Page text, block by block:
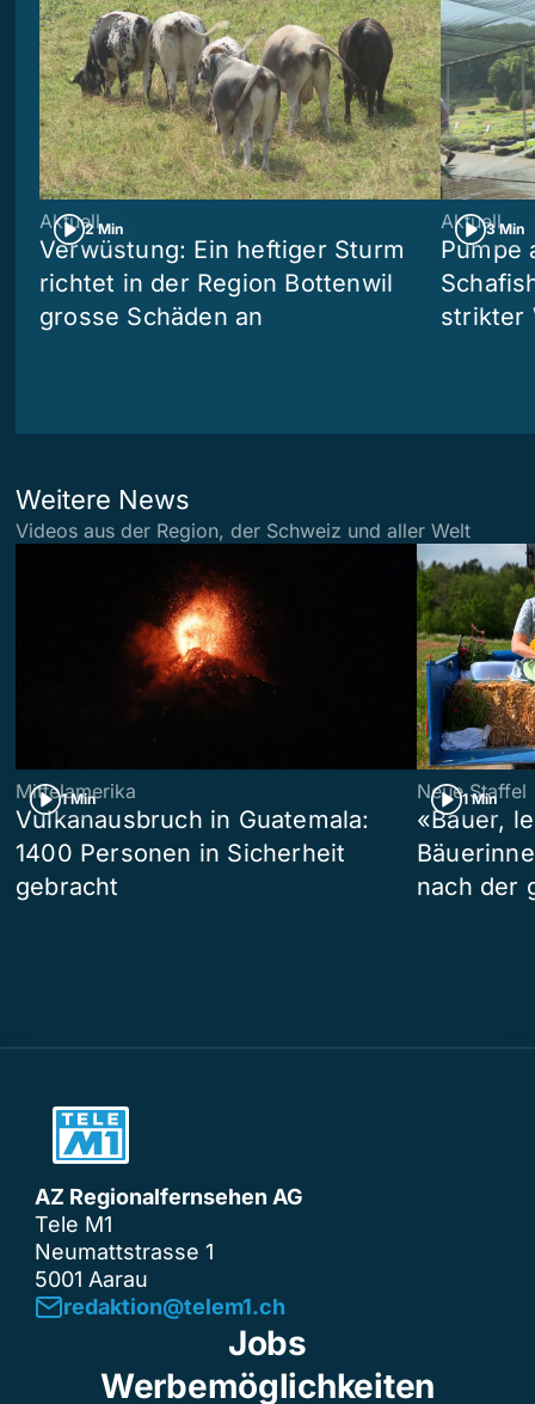
2 Min
Aktuell
Verwüstung: Ein heftiger Sturm
richtet in der Region Bottenwil
grosse Schäden an
3 Min
Aktuell
Pumpe
strikter
Weitere News
Videos aus der Region, der Schweiz und aller Welt
1 Min
Mittelamerika
Vulkanausbruch in Guatemala:
1400 Personen in Sicherheit
gebracht
1 Min
Neue Staffel
«Bauer,
nach der
AZ Regionalfernsehen AG
Tele M1
Neumattstrasse 1
5001 Aarau
redaktion@telem1.ch
Jobs
Werbemöglichkeiten